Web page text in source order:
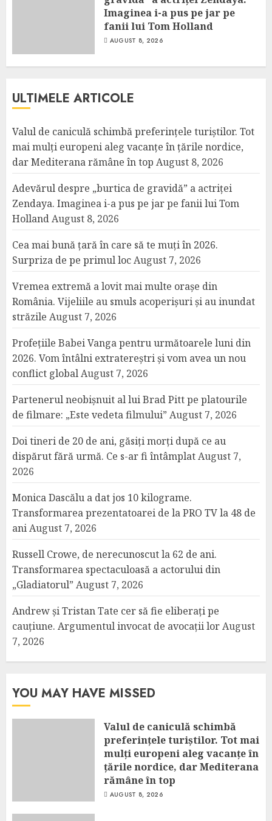
Imaginea i-a pus pe jar pe
fanii lui Tom Holland
AUGUST 8, 2026
ULTIMELE ARTICOLE
Valul de caniculă schimbă preferințele turiștilor. Tot
mai mulți europeni aleg vacanțe în țările nordice,
dar Mediterana rămâne în top August 8, 2026
Adevărul despre „burtica de gravidă” a actriței
Zendaya. Imaginea i-a pus pe jar pe fanii lui Tom
HollandAugust 8, 2026
Cea mai bună țară în care să te muți în 2026.
Surpriza de pe primul locAugust 7, 2026
Vremea extremă a lovit mai multe orașe din
România. Vijeliile au smuls acoperișuri și au inundat
străzile August 7, 2026
Profețiile Babei Vanga pentru următoarele luni din
2026. Vom întâlni extratereștri și vom avea un nou
conflict globalAugust 7, 2026
Partenerul neobișnuit al lui Brad Pitt pe platourile
de filmare: „Este vedeta filmului” August 7, 2026
Doi tineri de 20 de ani, găsiți morți după ce au
dispărut fără urmă. Ce s-ar fi întâmplatAugust 7,
2026
Monica Dascălu a dat jos 10 kilograme.
Transformarea prezentatoarei de la PRO TV la 48 de
aniAugust 7, 2026
Russell Crowe, de nerecunoscut la 62 de ani.
Transformarea spectaculoasă a actorului din
„Gladiatorul” August 7, 2026
Andrew și Tristan Tate cer să fie eliberați pe
cauțiune. Argumentul invocat de avocații lorAugust
7, 2026
YOU MAY HAVE MISSED
Valul de caniculă schimbă
preferințele turiștilor. Tot mai
mulți europeni aleg vacanțe în
țările nordice, dar Mediterana
rămâne în top
AUGUST 8, 2026